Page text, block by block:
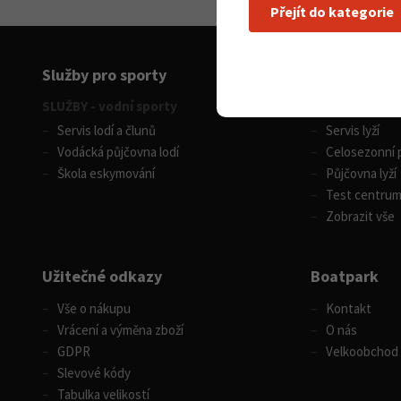
Služby pro sporty
SLUŽBY - vodní sporty
Servis lodí a člunů
Vodácká půjčovna lodí
Škola eskymování
Servis lyží
Celosezonní
Půjčovna lyží
Test
Zobrazit vše
Užitečné odkazy
Vše o nákupu
Vrácení a výměna zboží
GDPR
Slevové kódy
Tabulka velikostí
Boatpark
Kontakt
O nás
Velkoobchod
Přejít do kategorie